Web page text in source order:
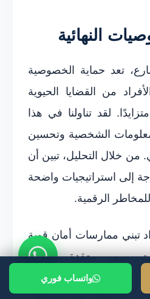
النهائية
تعد حماية الخصوصية
من القضايا الحيوية
لقد تناولنا في هذا
الشخصية وتحسين
من خلال التحليل، تبين أن
إلى استراتيجيات واضحة
الرقمية.
تبني ممارسات أمان قوية
مرور معقدة وتفعيل
يجب عليهم أيضًا الوعي
واتساب فوري